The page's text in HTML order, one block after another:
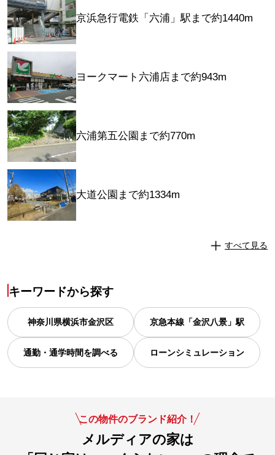
京浜急行電鉄「六浦」駅まで約1440m
ヨークマート六浦店まで約943m
六浦第五公園まで約770m
大道公園まで約1334m
すべて見る
キーワードから探す
神奈川県横浜市金沢区 京急本線「金沢八景」駅
通勤・通学時間を調べる ローンシミュレーション
この物件のブランド紹介！
メルディアの家は